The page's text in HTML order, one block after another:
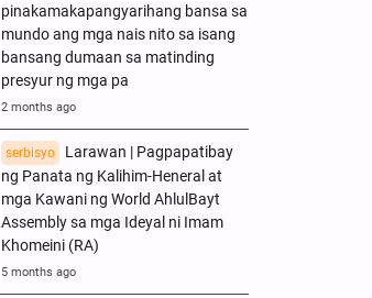
pinakamakapangyarihang bansa sa
mundo ang mga nais nito sa isang
bansang dumaan sa matinding
presyur ng mga pa
2 months ago
serbisyo
Larawan | Pagpapatibay
ng Panata ng Kalihim-Heneral at
mga Kawani ng World AhlulBayt
Assembly sa mga Ideyal ni Imam
Khomeini (RA)
5 months ago